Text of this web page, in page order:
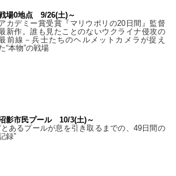
場0地点 9/26(土)～
カデミー賞受賞『マリウポリの20日間』監督
新作。誰も見たことのないウクライナ侵攻の
前線－兵士たちのヘルメットカメラが捉え
“本物”の戦場
影市民プール 10/3(土)～
とあるプールが息を引き取るまでの、49日間の
録”